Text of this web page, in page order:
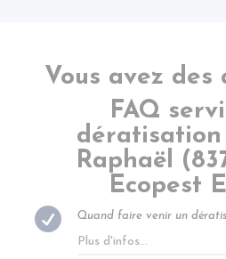
Vous avez des
FAQ
dératisation
Raphaël
Ecopest
 Quand faire venir un
Plus d'infos...